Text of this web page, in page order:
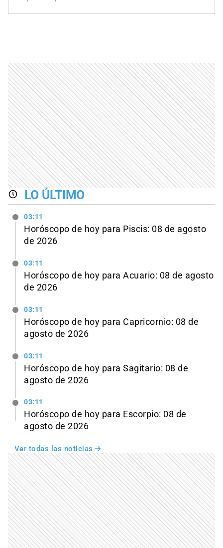
LO ÚLTIMO
03:11
Horóscopo de hoy para Piscis: 08 de agosto
de 2026
03:11
Horóscopo de hoy para Acuario: 08 de agosto
de 2026
03:11
Horóscopo de hoy para Capricornio: 08 de
agosto de 2026
03:11
Horóscopo de hoy para Sagitario: 08 de
agosto de 2026
03:11
Horóscopo de hoy para Escorpio: 08 de
agosto de 2026
Ver todas las noticias